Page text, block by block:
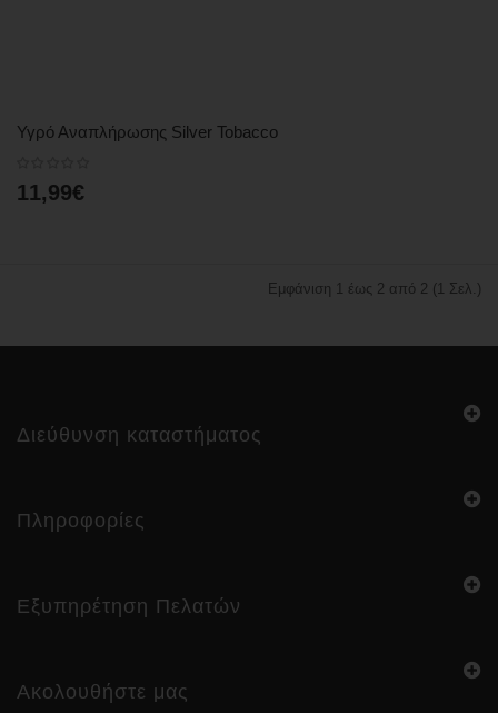
Υγρό Αναπλήρωσης Silver Tobacco
11,99€
Εμφάνιση 1 έως 2 από 2 (1 Σελ.)
Διεύθυνση καταστήματος
Πληροφορίες
Εξυπηρέτηση Πελατών
Ακολουθήστε μας